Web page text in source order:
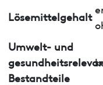
Lösemittelgehalt
Umwelt- und
Bestandteile